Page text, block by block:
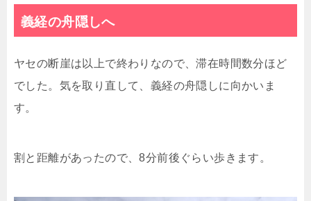
義経の舟隠しへ
ヤセの断崖は以上で終わりなので、滞在時間数分ほど
でした。気を取り直して、義経の舟隠しに向かいま
す。
割と距離があったので、8分前後ぐらい歩きます。